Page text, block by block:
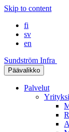
Skip to content
fi
sv
en
Sundström Infra
Päävalikko
Palvelut